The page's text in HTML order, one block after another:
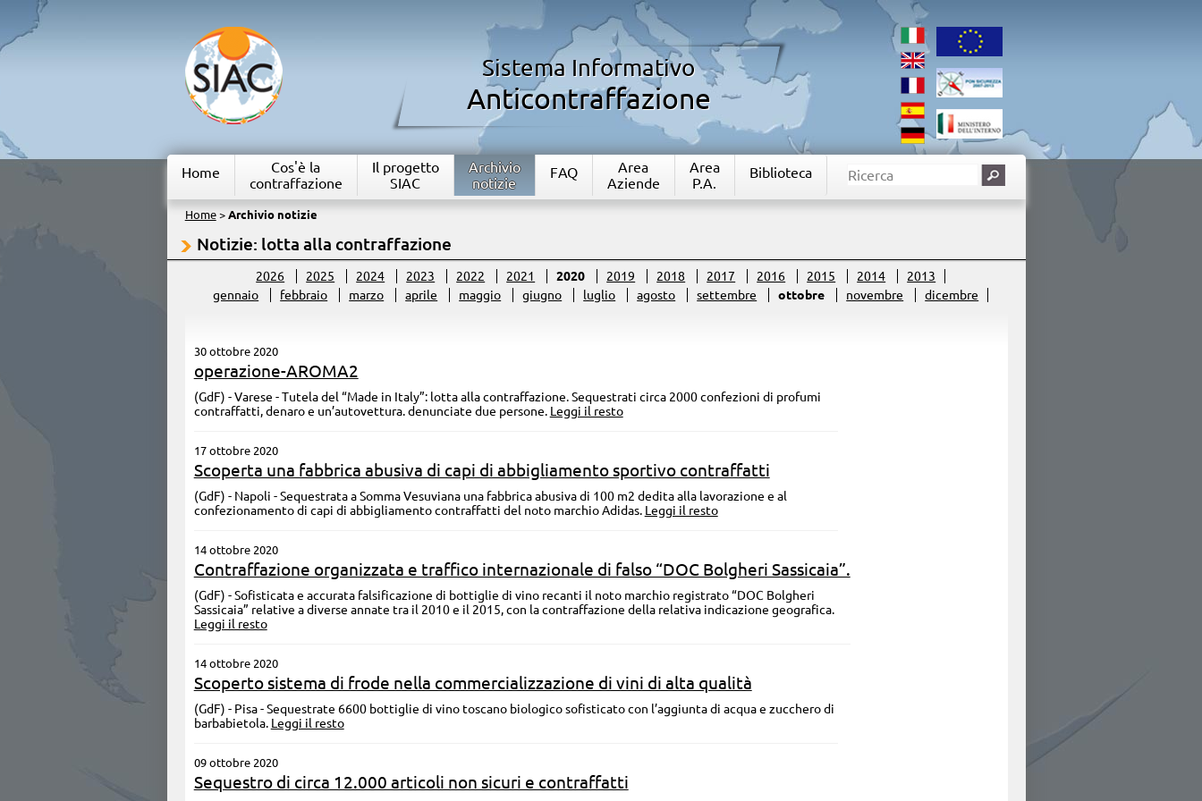
Sistema Informativo
Anticontraffazione
Home
Cos'è la
contraffazione
Il progetto
SIAC
Archivio
notizie
FAQ
Area
Aziende
Area
P.A.
Biblioteca
Home> Archivio notizie
Notizie: lotta alla contraffazione
2026 2025 2024 2023 2022 2021 2020 2019 2018 2017 2016 2015 2014
2013
gennaio
febbraio marzo aprile maggio giugno luglio agosto settembre ottobre novembre dicembre
30 ottobre 2020
operazione-AROMA2
(GdF) - Varese - Tutela del “Made in Italy”: lotta alla contraffazione. Sequestrati circa 2000 confezioni di profumi
contraffatti, denaro e un’autovettura. denunciate due persone. Leggi il resto
17 ottobre 2020
Scoperta una fabbrica abusiva di capi di abbigliamento sportivo contraffatti
(GdF) - Napoli - Sequestrata a Somma Vesuviana una fabbrica abusiva di 100 m2 dedita alla lavorazione e al
confezionamento di capi di abbigliamento contraffatti del noto marchio Adidas. Leggi il resto
14 ottobre 2020
Contraffazione organizzata e traffico internazionale di falso “DOC Bolgheri Sassicaia”.
(GdF) - Sofisticata e accurata falsificazione di bottiglie di vino recanti il noto marchio registrato “DOC Bolgheri
Sassicaia” relative a diverse annate tra il 2010 e il 2015, con la contraffazione della relativa indicazione geografica.
Leggi il resto
14 ottobre 2020
Scoperto sistema di frode nella commercializzazione di vini di alta qualità
(GdF) - Pisa - Sequestrate 6600 bottiglie di vino toscano biologico sofisticato con l’aggiunta di acqua e zucchero di
barbabietola. Leggi il resto
09 ottobre 2020
Sequestro di circa 12.000 articoli non sicuri e contraffatti